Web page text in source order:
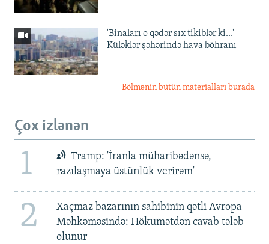
'Binaları o qədər sıx tikiblər ki...' —
Küləklər şəhərində hava böhranı
Bölmənin bütün materialları burada
Çox izlənən
1
Tramp: 'İranla müharibədənsə,
razılaşmaya üstünlük verirəm'
2
Xaçmaz bazarının sahibinin qətli Avropa
Məhkəməsində: Hökumətdən cavab tələb
olunur